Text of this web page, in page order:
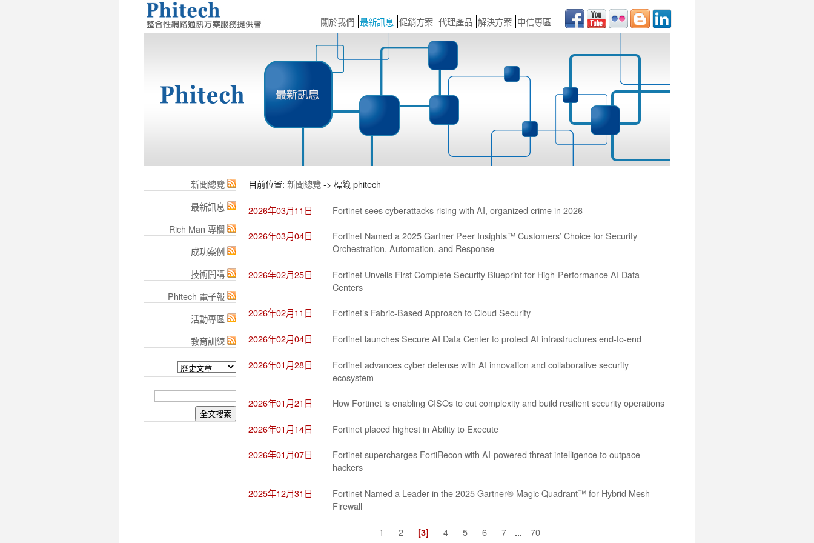
關於我們 最新訊息 促銷方案 代理產品 解決方案 中信專區
新聞總覽
最新訊息
Rich Man 專欄
成功案例
技術開講
Phitech 電子報
活動專區
教育訓練
目前位置: 新聞總覽-> 標籤 phitech
2026年03月11日 Fortinet sees cyberattacks rising with AI, organized crime in 2026
2026年03月04日
Fortinet Named a 2025 Gartner Peer Insights™ Customers’ Choice for Security
Orchestration, Automation, and Response
2026年02月25日
Fortinet Unveils First Complete Security Blueprint for High-Performance AI Data
Centers
2026年02月11日 Fortinet’s Fabric-Based Approach to Cloud Security
2026年02月04日 Fortinet launches Secure AI Data Center to protect AI infrastructures end-to-end
2026年01月28日
Fortinet advances cyber defense with AI innovation and collaborative security
ecosystem
2026年01月21日 How Fortinet is enabling CISOs to cut complexity and build resilient security operations
2026年01月14日 Fortinet placed highest in Ability to Execute
2026年01月07日
Fortinet supercharges FortiRecon with AI-powered threat intelligence to outpace
hackers
2025年12月31日
Fortinet Named a Leader in the 2025 Gartner® Magic Quadrant™ for Hybrid Mesh
Firewall
1 2 [3] 4 5 6 7 ... 70